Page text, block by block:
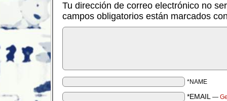
Tu dirección de correo electrónico no
campos obligatorios están marcados
*NAME
*EMAIL —